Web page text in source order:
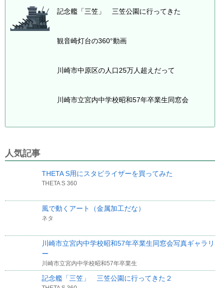
記念艦「三笠」 三笠公園に行ってきた
観音崎灯台の360°動画
川崎市中原区の人口25万人超えだって
川崎市立宮内中学校昭和57年卒業生同窓会
人気記事
THETA S用にスタビライザーを買ってみた
THETA S 360
風で動くアート（金属加工だな）
ネタ
川崎市立宮内中学校昭和57年卒業生同窓会写真ギャラリ
ー
川崎市立宮内中学校昭和57年卒業生
記念艦「三笠」 三笠公園に行ってきた２